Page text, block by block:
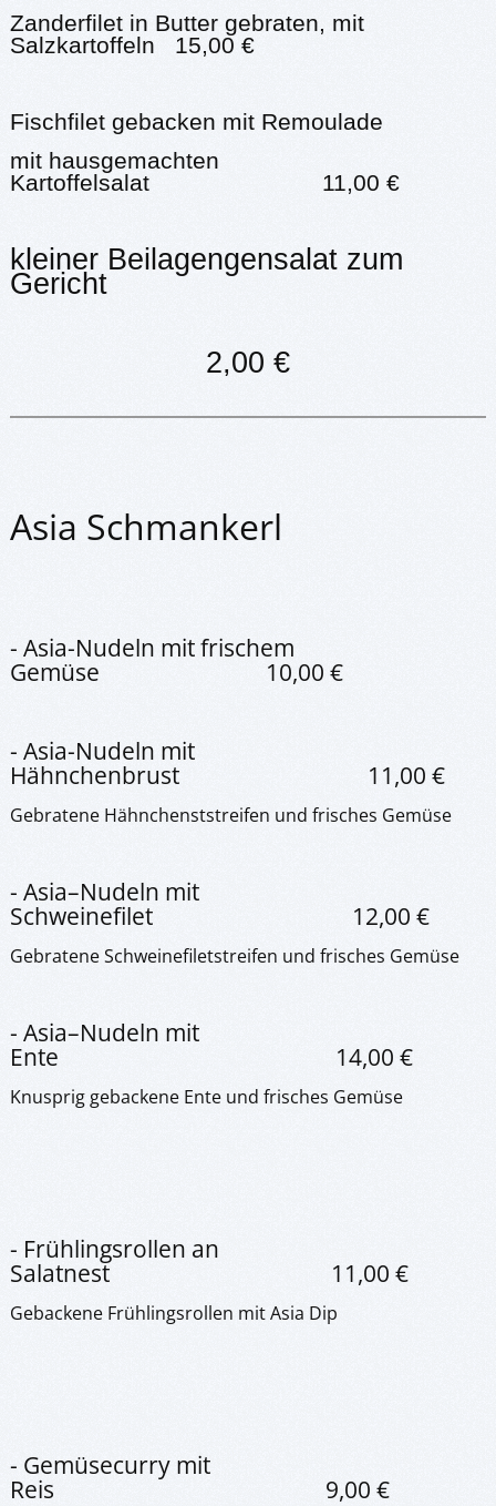
Zanderfilet in Butter gebraten, mit
Salzkartoffeln 15,00 €
Fischfilet gebacken mit Remoulade
mit hausgemachten
Kartoffelsalat 11,00 €
kleiner Beilagengensalat zum
Gericht
2,00 €
Asia Schmankerl
- Asia-Nudeln mit frischem
Gemüse 10,00 €
- Asia-Nudeln mit
Hähnchenbrust 11,00 €
Gebratene Hähnchenststreifen und frisches Gemüse
- Asia–Nudeln mit
Schweinefilet 12,00 €
Gebratene Schweinefiletstreifen und frisches Gemüse
- Asia–Nudeln mit
Ente 14,00 €
Knusprig gebackene Ente und frisches Gemüse
- Frühlingsrollen an
Salatnest 11,00 €
Gebackene Frühlingsrollen mit Asia Dip
- Gemüsecurry mit
Reis 9,00 €